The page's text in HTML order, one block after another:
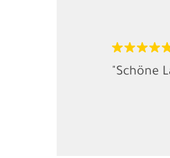
"Schöne